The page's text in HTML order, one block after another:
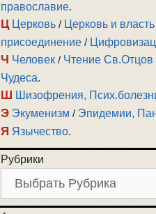
православие.
Ц Церковь / Церковь и власть
присоединение /
Ч Человек / Чтение Св.Отцов
Чудеса.
Ш Шизофрения,
Э Экуменизм / Эпидемии,
Я Язычество.
Рубрики